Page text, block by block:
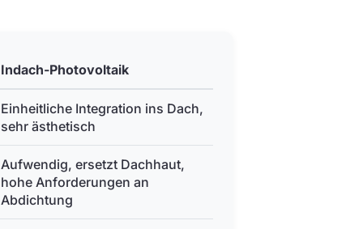
Indach-Photovoltaik
Einheitliche Integration ins Dach,
sehr ästhetisch
Aufwendig, ersetzt Dachhaut,
hohe Anforderungen an
Abdichtung